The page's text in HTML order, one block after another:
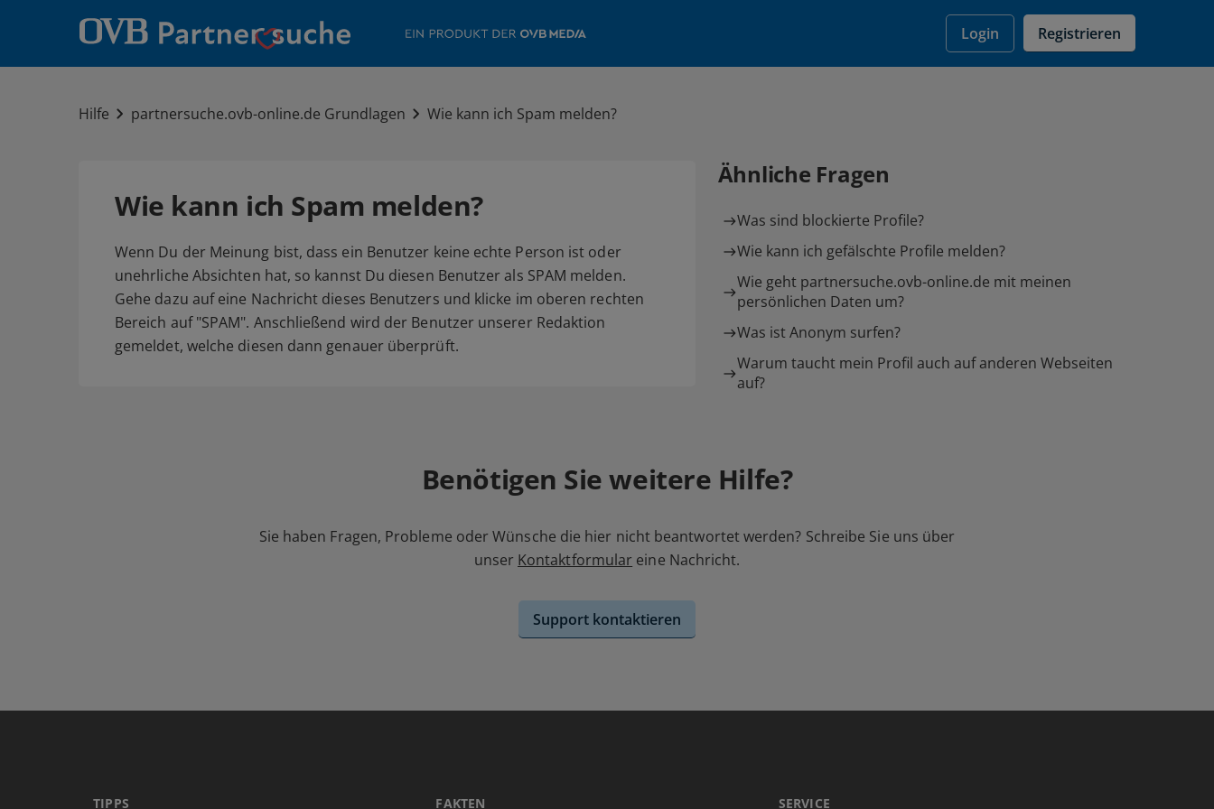
Login Registrieren
Hilfe partnersuche.ovb-online.de Grundlagen Wie kann ich Spam melden?
Wie kann ich Spam melden?
Wenn Du der Meinung bist, dass ein Benutzer keine echte Person ist oder
unehrliche Absichten hat, so kannst Du diesen Benutzer als SPAM melden.
Gehe dazu auf eine Nachricht dieses Benutzers und klicke im oberen rechten
Bereich auf "SPAM". Anschließend wird der Benutzer unserer Redaktion
gemeldet, welche diesen dann genauer überprüft.
Ähnliche Fragen
Was sind blockierte Profile?
Wie kann ich gefälschte Profile melden?
Wie geht partnersuche.ovb-online.de mit meinen
persönlichen Daten um?
Was ist Anonym surfen?
Warum taucht mein Profil auch auf anderen Webseiten
auf?
Benötigen Sie weitere Hilfe?
Sie haben Fragen, Probleme oder Wünsche die hier nicht beantwortet werden? Schreibe Sie uns über
unser Kontaktformular eine Nachricht.
Support kontaktieren
TIPPS FAKTEN SERVICE